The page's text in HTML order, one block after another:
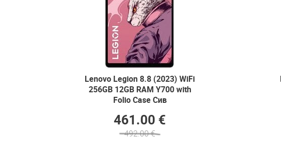
Lenovo Legion 8.8 (2023) WiFi
256GB 12GB RAM Y700 with
Folio Case Сив
461.00 €
492.00 €